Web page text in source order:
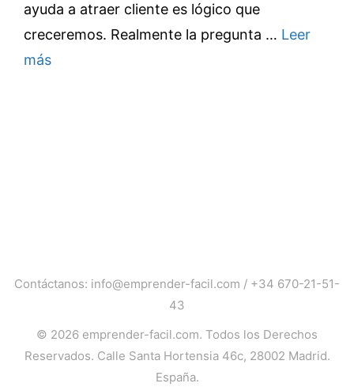
ayuda a atraer cliente es lógico que
creceremos. Realmente la pregunta … Leer
más
Contáctanos: info@emprender-facil.com / +34 670-21-51-
43
© 2026 emprender-facil.com. Todos los Derechos
Reservados. Calle Santa Hortensia 46c, 28002 Madrid.
España.